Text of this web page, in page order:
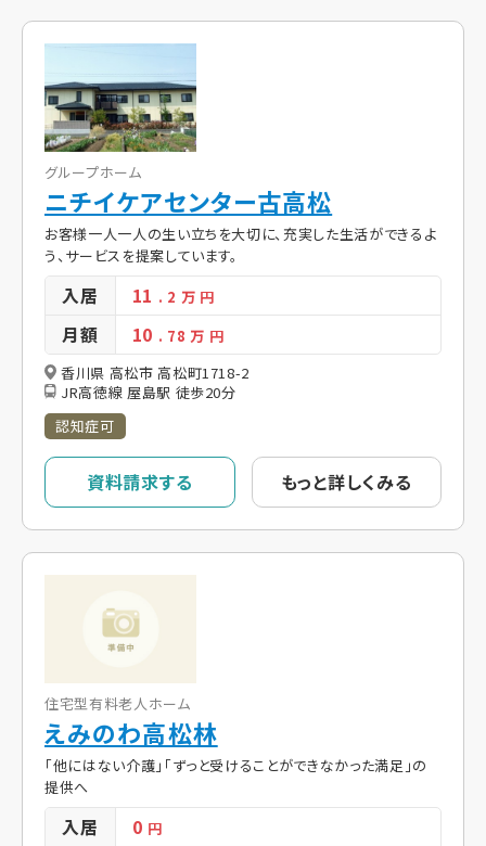
グループホーム
ニチイケアセンター古高松
お客様一人一人の生い立ちを大切に、充実した生活ができるよ
う、サービスを提案しています。
入居 11 . 2 万 円
月額 10 . 78万 円
香川県 高松市 高松町1718-2
JR高徳線 屋島駅 徒歩20分
認知症可
資料請求する もっと詳しくみる
住宅型有料老人ホーム
えみのわ高松林
「他にはない介護」「ずっと受けることができなかった満足」の
提供へ
入居 0 円